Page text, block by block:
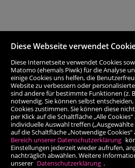
Diese Webseite verwendet
Diese Internetseite verwendet Cookies
Matomo (ehemals Piwik) für die Analyse
einige Cookies uns helfen, die
Website zu verbessern oder
sind andere für bestimmte Funktionen (z.
notwendig. Sie können selbst
Cookies zustimmen. Sie können diese
per Klick auf die Schaltfläche „Alle
individuelle Auswahl treffen
auf die Schaltfläche „Notwendige
Bereich unserer Datenschutzerklärung
Einstellungen jederzeit wieder aufrufen,
nachträglich abwählen. Weitere
unserer Datenschutzerklärung .